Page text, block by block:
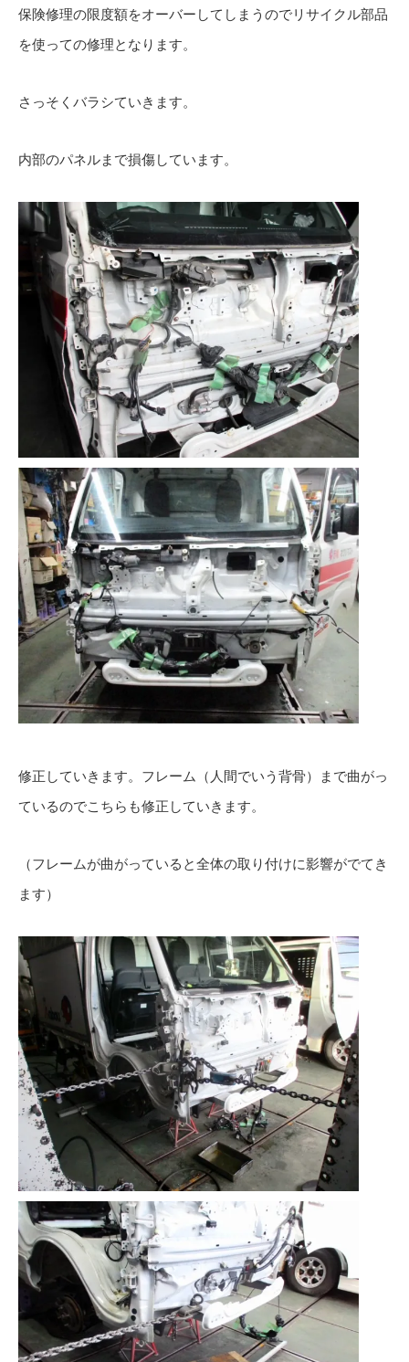
保険修理の限度額をオーバーしてしまうのでリサイクル部品
を使っての修理となります。
さっそくバラシていきます。
内部のパネルまで損傷しています。
修正していきます。フレーム（人間でいう背骨）まで曲がっ
ているのでこちらも修正していきます。
（フレームが曲がっていると全体の取り付けに影響がでてき
ます）